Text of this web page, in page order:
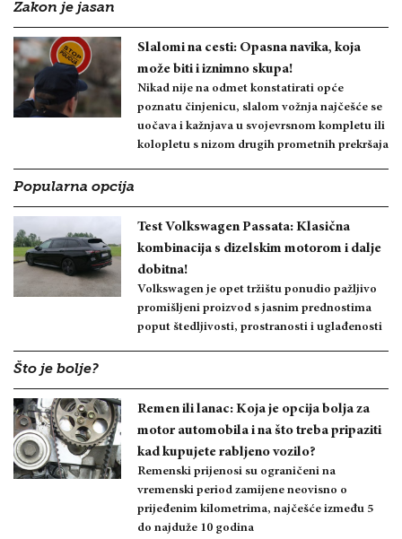
Zakon je jasan
Slalomi na cesti: Opasna navika, koja
može biti i iznimno skupa!
Nikad nije na odmet konstatirati opće
poznatu činjenicu, slalom vožnja najčešće se
uočava i kažnjava u svojevrsnom kompletu ili
kolopletu s nizom drugih prometnih prekršaja
Popularna opcija
Test Volkswagen Passata: Klasična
kombinacija s dizelskim motorom i dalje
dobitna!
Volkswagen je opet tržištu ponudio pažljivo
promišljeni proizvod s jasnim prednostima
poput štedljivosti, prostranosti i uglađenosti
Što je bolje?
Remen ili lanac: Koja je opcija bolja za
motor automobila i na što treba pripaziti
kad kupujete rabljeno vozilo?
Remenski prijenosi su ograničeni na
vremenski period zamijene neovisno o
prijeđenim kilometrima, najčešće između 5
do najduže 10 godina